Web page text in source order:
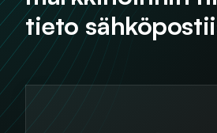
tieto